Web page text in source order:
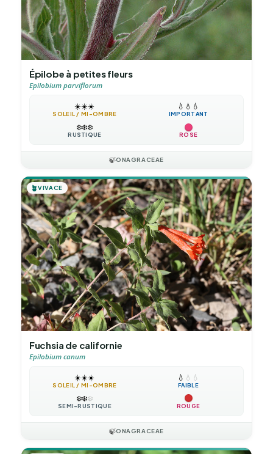
Épilobe à petites fleurs
Epilobium parviflorum
☀️☀️☀️
SOLEIL / MI-OMBRE
💧 💧 💧
IMPORTANT
❄️❄️❄️
RUSTIQUE ROSE
🍃ONAGRACEAE
🪴VIVACE
Fuchsia de californie
Epilobium canum
☀️☀️☀️
SOLEIL / MI-OMBRE
💧 💧 💧
FAIBLE
❄️❄️❄️
SEMI-RUSTIQUE ROUGE
🍃ONAGRACEAE